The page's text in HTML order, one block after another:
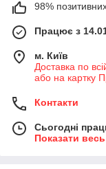
98% позитивних
Працює з
м. Київ
Доставка по
або на картку
Контакти
Сьогодні
Показати